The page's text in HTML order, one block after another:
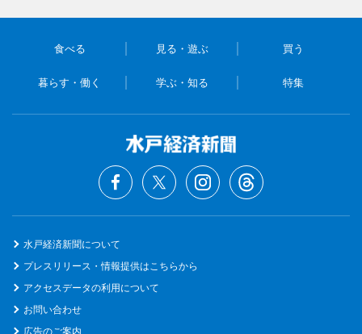
食べる 見る・遊ぶ 買う
暮らす・働く 学ぶ・知る 特集
水戸経済新聞について
プレスリリース・情報提供はこちらから
アクセスデータの利用について
お問い合わせ
広告のご案内